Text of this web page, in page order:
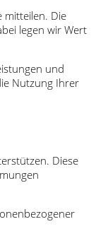
mitteilen. Die
legen wir Wert
und
Nutzung Ihrer
Diese